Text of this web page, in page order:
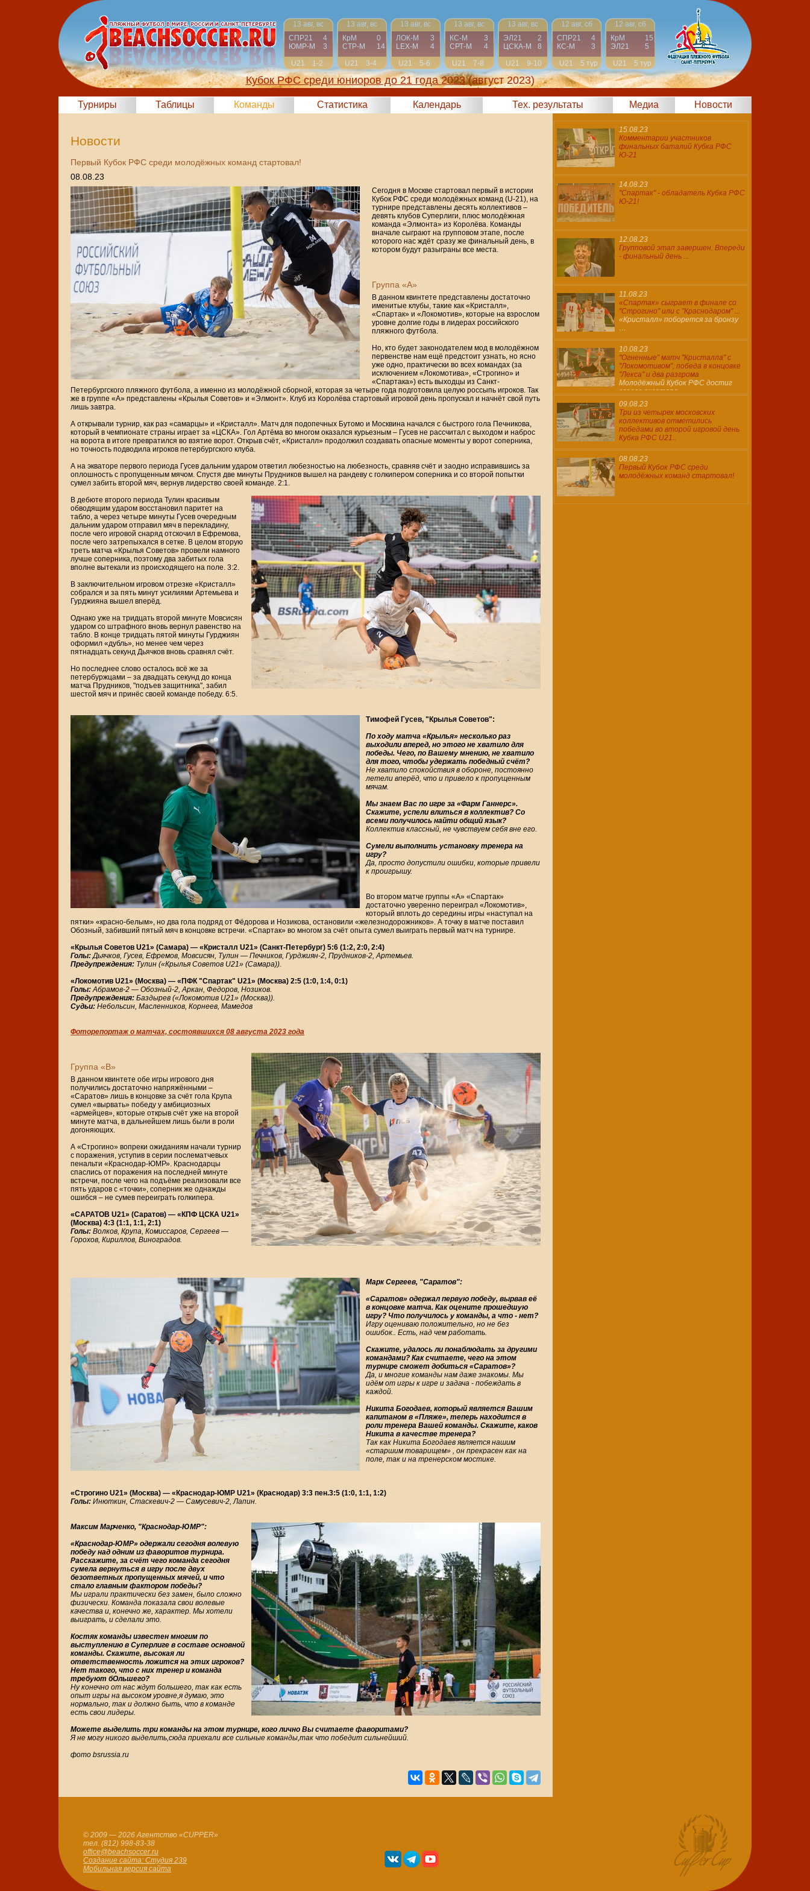
13 авг, вс
СПР21
4
ЮМР-М
3
U21
1-2
13 авг, вс
КрМ
0
СТР-М
14
U21
3-4
13 авг, вс
ЛОК-М
3
LEX-М
4
U21
5-6
13 авг, вс
КС-М
3
СРТ-М
4
U21
7-8
13 авг, вс
ЭЛ21
2
ЦСКА-М
8
U21
9-10
12 авг, сб
СПР21
4
КС-М
3
U21
5 тур
12 авг, сб
КрМ
15
ЭЛ21
5
U21
5 тур
Кубок РФС среди юниоров до 21 года 2023 (август 2023)
Турниры Таблицы Команды Статистика Календарь Тех. результаты Медиа Новости
Новости
Первый Кубок РФС среди молодёжных команд стартовал!
08.08.23
Сегодня в Москве стартовал первый в истории
Кубок РФС среди молодёжных команд (U-21), на
турнире представлены десять коллективов –
девять клубов Суперлиги, плюс молодёжная
команда «Элмонта» из Королёва. Команды
вначале сыграют на групповом этапе, после
которого нас ждёт сразу же финальный день, в
котором будут разыграны все места.
Группа «А»
В данном квинтете представлены достаточно
именитые клубы, такие как «Кристалл»,
«Спартак» и «Локомотив», которые на взрослом
уровне долгие годы в лидерах российского
пляжного футбола.
Но, кто будет законодателем мод в молодёжном
первенстве нам ещё предстоит узнать, но ясно
уже одно, практически во всех командах (за
исключением «Локомотива», «Строгино» и
«Спартака») есть выходцы из Санкт-
Петербургского пляжного футбола, а именно из молодёжной сборной, которая за четыре года подготовила целую россыпь игроков. Так
же в группе «А» представлены «Крылья Советов» и «Элмонт». Клуб из Королёва стартовый игровой день пропускал и начнёт свой путь
лишь завтра.
А открывали турнир, как раз «самарцы» и «Кристалл». Матч для подопечных Бутомо и Москвина начался с быстрого гола Печникова,
который в чемпионате страны играет за «ЦСКА». Гол Артёма во многом оказался курьезным – Гусев не рассчитал с выходом и наброс
на ворота в итоге превратился во взятие ворот. Открыв счёт, «Кристалл» продолжил создавать опасные моменты у ворот соперника,
но точность подводила игроков петербургского клуба.
А на экваторе первого периода Гусев дальним ударом ответил любезностью на любезность, сравняв счёт и заодно исправившись за
оплошность с пропущенным мячом. Спустя две минуты Прудников вышел на рандеву с голкипером соперника и со второй попытки
сумел забить второй мяч, вернув лидерство своей команде. 2:1.
В дебюте второго периода Тулин красивым
обводящим ударом восстановил паритет на
табло, а через четыре минуты Гусев очередным
дальним ударом отправил мяч в перекладину,
после чего игровой снаряд отскочил в Ефремова,
после чего затрепыхался в сетке. В целом вторую
треть матча «Крылья Советов» провели намного
лучше соперника, поэтому два забитых гола
вполне вытекали из происходящего на поле. 3:2.
В заключительном игровом отрезке «Кристалл»
собрался и за пять минут усилиями Артемьева и
Гурджияна вышел вперёд.
Однако уже на тридцать второй минуте Мовсисян
ударом со штрафного вновь вернул равенство на
табло. В конце тридцать пятой минуты Гурджиян
оформил «дубль», но менее чем через
пятнадцать секунд Дьячков вновь сравнял счёт.
Но последнее слово осталось всё же за
петербуржцами – за двадцать секунд до конца
матча Прудников, "подъев защитника", забил
шестой мяч и принёс своей команде победу. 6:5.
Тимофей Гусев, "Крылья Советов":
По ходу матча «Крылья» несколько раз
выходили вперед, но этого не хватило для
победы. Чего, по Вашему мнению, не хватило
для того, чтобы удержать победный счёт?
Не хватило спокойствия в обороне, постоянно
летели вперёд, что и привело к пропущенным
мячам.
Мы знаем Вас по игре за «Фарм Ганнерс».
Скажите, успели влиться в коллектив? Со
всеми получилось найти общий язык?
Коллектив классный, не чувствуем себя вне его.
Сумели выполнить установку тренера на
игру?
Да, просто допустили ошибки, которые привели
к проигрышу.
Во втором матче группы «А» «Спартак»
достаточно уверенно переиграл «Локомотив»,
который вплоть до середины игры «наступал на
пятки» «красно-белым», но два гола подряд от Фёдорова и Нозикова, остановили «железнодорожников». А точку в матче поставил
Обозный, забивший пятый мяч в концовке встречи. «Спартак» во многом за счёт опыта сумел выиграть первый матч на турнире.
«Крылья Советов U21» (Самара) — «Кристалл U21» (Санкт-Петербург) 5:6 (1:2, 2:0, 2:4)
Голы:Дьячков, Гусев, Ефремов, Мовсисян, Тулин — Печников, Гурджиян-2, Прудников-2, Артемьев.
Предупреждения: Тулин («Крылья Советов U21» (Самара)).
«Локомотив U21» (Москва) — «ПФК "Спартак" U21» (Москва) 2:5 (1:0, 1:4, 0:1)
Голы:Абрамов-2 — Обозный-2, Аркан, Федоров, Нозиков.
Предупреждения: Баздырев («Локомотив U21» (Москва)).
Судьи: Небольсин, Масленников, Корнеев, Мамедов
Фоторепортаж о матчах, состоявшихся 08 августа 2023 года
Группа «В»
В данном квинтете обе игры игрового дня
получились достаточно напряжёнными –
«Саратов» лишь в концовке за счёт гола Крупа
сумел «вырвать» победу у амбициозных
«армейцев», которые открыв счёт уже на второй
минуте матча, в дальнейшем лишь были в роли
догоняющих.
А «Строгино» вопреки ожиданиям начали турнир
с поражения, уступив в серии послематчевых
пенальти «Краснодар-ЮМР». Краснодарцы
спаслись от поражения на последней минуте
встречи, после чего на подъёме реализовали все
пять ударов с «точки», соперник же однажды
ошибся – не сумев переиграть голкипера.
«САРАТОВ U21» (Саратов) — «КПФ ЦСКА U21»
(Москва) 4:3 (1:1, 1:1, 2:1)
Голы: Волков, Крупа, Комиссаров, Сергеев —
Горохов, Кириллов, Виноградов.
Марк Сергеев, "Саратов":
«Саратов» одержал первую победу, вырвав её
в концовке матча. Как оцените прошедшую
игру? Что получилось у команды, а что - нет?
Игру оцениваю положительно, но не без
ошибок.. Есть, над чем работать.
Скажите, удалось ли понаблюдать за другими
командами? Как считаете, чего на этом
турнире сможет добиться «Саратов»?
Да, и многие команды нам даже знакомы. Мы
идём от игры к игре и задача - побеждать в
каждой.
Никита Богодаев, который является Вашим
капитаном в «Пляже», теперь находится в
роли тренера Вашей команды. Скажите, каков
Никита в качестве тренера?
Так как Никита Богодаев является нашим
«старшим товарищем» , он прекрасен как на
поле, так и на тренерском мостике.
«Строгино U21» (Москва) — «Краснодар-ЮМР U21» (Краснодар) 3:3 пен.3:5 (1:0, 1:1, 1:2)
Голы: Инюткин, Стаскевич-2 — Самусевич-2, Лапин.
Максим Марченко, "Краснодар-ЮМР":
«Краснодар-ЮМР» одержали сегодня волевую
победу над одним из фаворитов турнира.
Расскажите, за счёт чего команда сегодня
сумела вернуться в игру после двух
безответных пропущенных мячей, и что
стало главным фактором победы?
Мы играли практически без замен, было сложно
физически. Команда показала свои волевые
качества и, конечно же, характер. Мы хотели
выиграть, и сделали это.
Костяк команды известен многим по
выступлению в Суперлиге в составе основной
команды. Скажите, высокая ли
ответственность ложится на этих игроков?
Нет такого, что с них тренер и команда
требуют бОльшего?
Ну конечно от нас ждут большего, так как есть
опыт игры на высоком уровне,я думаю, это
нормально, так и должно быть, что в команде
есть свои лидеры.
Можете выделить три команды на этом турнире, кого лично Вы считаете фаворитами?
Я не могу никого выделить,сюда приехали все сильные команды,так что победит сильнейший.
фото bsrussia.ru
15.08.23
Комментарии участников
финальных баталий Кубка РФС
Ю-21
14.08.23
"Спартак" - обладатель Кубка РФС
Ю-21!
12.08.23
Групповой этап завершен. Впереди
- финальный день ...
11.08.23
«Спартак» сыграет в финале со
"Строгино" или с "Краснодаром" ...
«Кристалл» поборется за бронзу
…
10.08.23
"Огненные" матч "Кристалла" с
"Локомотивом", победа в концовке
"Лекса" и два разгрома
Молодёжный Кубок РФС достиг
своего экватора ...
09.08.23
Три из четырех московских
коллективов отметились
победами во второй игровой день
Кубка РФС U21..
08.08.23
Первый Кубок РФС среди
молодёжных команд стартовал!
© 2009 — 2026 Агентство «CUPPER»
тел. (812) 998-83-38
office@beachsoccer.ru
Создание сайта: Студия 239
Мобильная версия сайта